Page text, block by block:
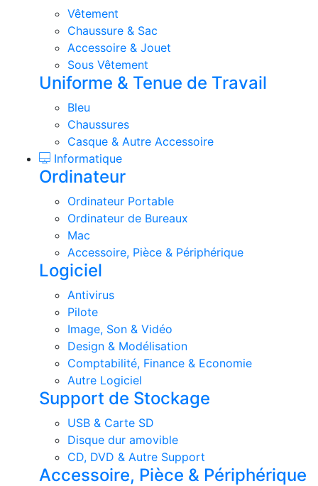
Vêtement
Chaussure & Sac
Accessoire & Jouet
Sous Vêtement
Uniforme & Tenue de Travail
Bleu
Chaussures
Casque & Autre Accessoire
Informatique
Ordinateur
Ordinateur Portable
Ordinateur de Bureaux
Mac
Accessoire, Pièce & Périphérique
Logiciel
Antivirus
Pilote
Image, Son & Vidéo
Design & Modélisation
Comptabilité, Finance & Economie
Autre Logiciel
Support de Stockage
USB & Carte SD
Disque dur amovible
CD, DVD & Autre Support
Accessoire, Pièce & Périphérique